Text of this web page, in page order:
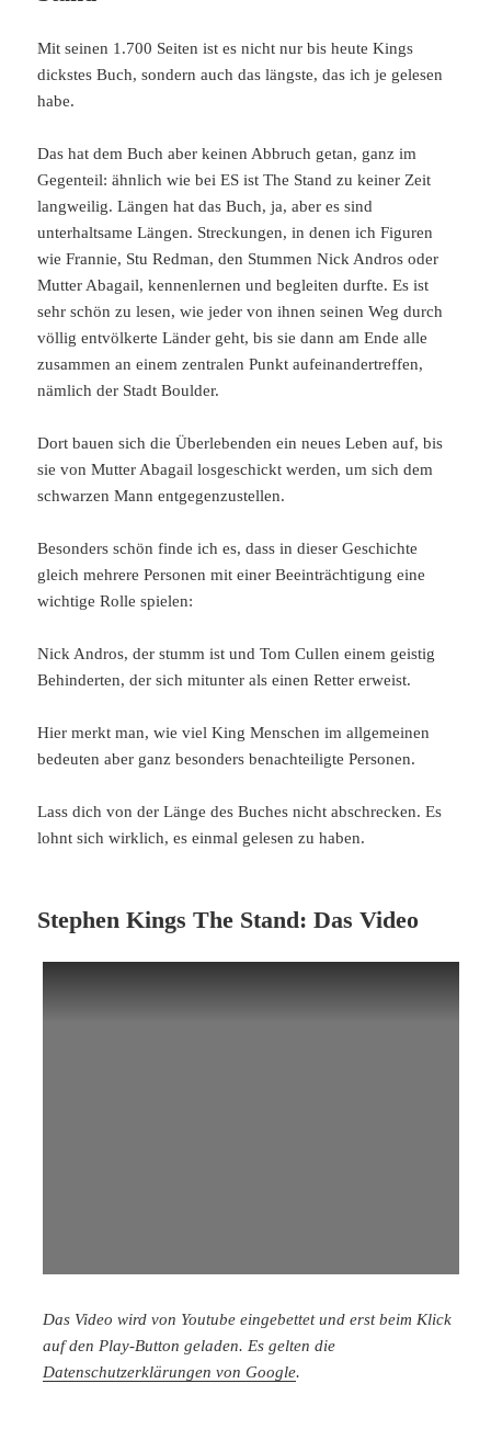
Mit seinen 1.700 Seiten ist es nicht nur bis heute Kings
dickstes Buch, sondern auch das längste, das ich je gelesen
habe.
Das hat dem Buch aber keinen Abbruch getan, ganz im
Gegenteil: ähnlich wie bei ES ist The Stand zu keiner Zeit
langweilig. Längen hat das Buch, ja, aber es sind
unterhaltsame Längen. Streckungen, in denen ich Figuren
wie Frannie, Stu Redman, den Stummen Nick Andros oder
Mutter Abagail, kennenlernen und begleiten durfte. Es ist
sehr schön zu lesen, wie jeder von ihnen seinen Weg durch
völlig entvölkerte Länder geht, bis sie dann am Ende alle
zusammen an einem zentralen Punkt aufeinandertreffen,
nämlich der Stadt Boulder.
Dort bauen sich die Überlebenden ein neues Leben auf, bis
sie von Mutter Abagail losgeschickt werden, um sich dem
schwarzen Mann entgegenzustellen.
Besonders schön finde ich es, dass in dieser Geschichte
gleich mehrere Personen mit einer Beeinträchtigung eine
wichtige Rolle spielen:
Nick Andros, der stumm ist und Tom Cullen einem geistig
Behinderten, der sich mitunter als einen Retter erweist.
Hier merkt man, wie viel King Menschen im allgemeinen
bedeuten aber ganz besonders benachteiligte Personen.
Lass dich von der Länge des Buches nicht abschrecken. Es
lohnt sich wirklich, es einmal gelesen zu haben.
Stephen Kings The Stand: Das Video
Das Video wird von Youtube eingebettet und erst beim Klick
auf den Play-Button geladen. Es gelten die
Datenschutzerklärungen von Google.